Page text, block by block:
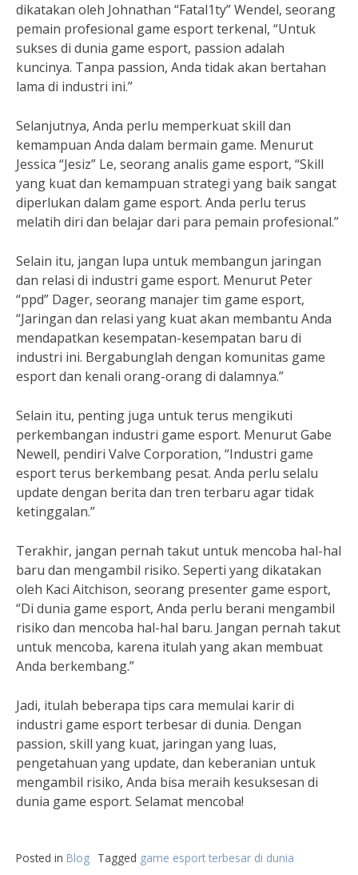
dikatakan oleh Johnathan “Fatal1ty” Wendel, seorang
pemain profesional game esport terkenal, “Untuk
sukses di dunia game esport, passion adalah
kuncinya. Tanpa passion, Anda tidak akan bertahan
lama di industri ini.”
Selanjutnya, Anda perlu memperkuat skill dan
kemampuan Anda dalam bermain game. Menurut
Jessica “Jesiz” Le, seorang analis game esport, “Skill
yang kuat dan kemampuan strategi yang baik sangat
diperlukan dalam game esport. Anda perlu terus
melatih diri dan belajar dari para pemain profesional.”
Selain itu, jangan lupa untuk membangun jaringan
dan relasi di industri game esport. Menurut Peter
“ppd” Dager, seorang manajer tim game esport,
“Jaringan dan relasi yang kuat akan membantu Anda
mendapatkan kesempatan-kesempatan baru di
industri ini. Bergabunglah dengan komunitas game
esport dan kenali orang-orang di dalamnya.”
Selain itu, penting juga untuk terus mengikuti
perkembangan industri game esport. Menurut Gabe
Newell, pendiri Valve Corporation, “Industri game
esport terus berkembang pesat. Anda perlu selalu
update dengan berita dan tren terbaru agar tidak
ketinggalan.”
Terakhir, jangan pernah takut untuk mencoba hal-hal
baru dan mengambil risiko. Seperti yang dikatakan
oleh Kaci Aitchison, seorang presenter game esport,
“Di dunia game esport, Anda perlu berani mengambil
risiko dan mencoba hal-hal baru. Jangan pernah takut
untuk mencoba, karena itulah yang akan membuat
Anda berkembang.”
Jadi, itulah beberapa tips cara memulai karir di
industri game esport terbesar di dunia. Dengan
passion, skill yang kuat, jaringan yang luas,
pengetahuan yang update, dan keberanian untuk
mengambil risiko, Anda bisa meraih kesuksesan di
dunia game esport. Selamat mencoba!
Posted in Blog Tagged game esport terbesar di dunia